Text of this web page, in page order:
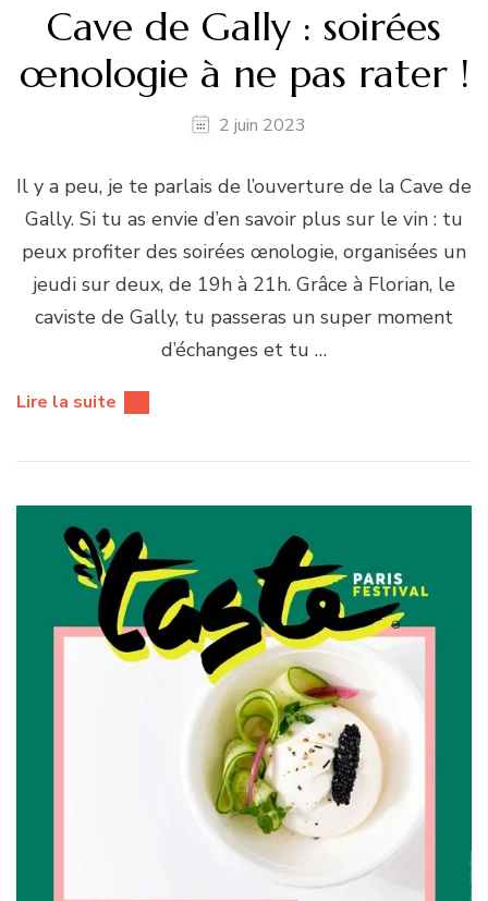
Cave de Gally : soirées
œnologie à ne pas rater !
2 juin 2023
Il y a peu, je te parlais de l’ouverture de la Cave de
Gally. Si tu as envie d’en savoir plus sur le vin : tu
peux profiter des soirées œnologie, organisées un
jeudi sur deux, de 19h à 21h. Grâce à Florian, le
caviste de Gally, tu passeras un super moment
d’échanges et tu …
Lire la suite